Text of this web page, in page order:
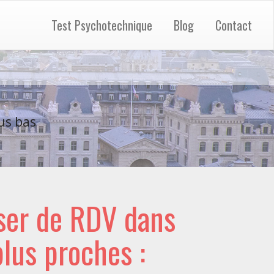
Test Psychotechnique Blog Contact
bas
de RDV dans
proches :